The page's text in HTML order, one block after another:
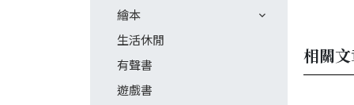
繪本
生活休閒
有聲書
遊戲書
相關